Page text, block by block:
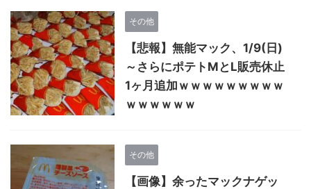
その他
【悲報】無能マック、1/9(日)
～さらにポテトMとL販売休止
1ヶ月追加ｗｗｗｗｗｗｗｗｗ
ｗｗｗｗｗｗ
その他
【画像】余ったマックナゲッ